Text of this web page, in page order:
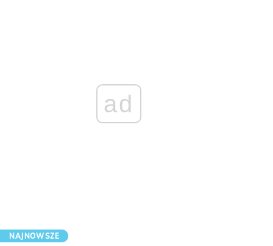
ad
NAJNOWSZE